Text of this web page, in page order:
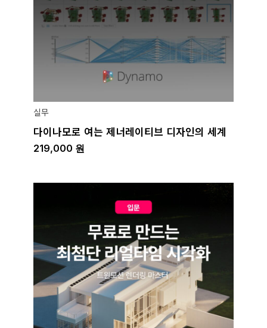
실무
다이나모로 여는 제너레이티브 디자인의 세계
219,000 원